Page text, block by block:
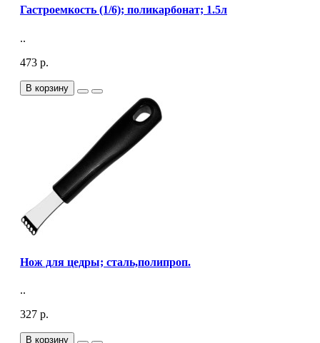
Гастроемкость (1/6); поликарбонат; 1.5л
..
473 р.
В корзину
Нож для цедры; сталь,полипроп.
..
327 р.
В корзину